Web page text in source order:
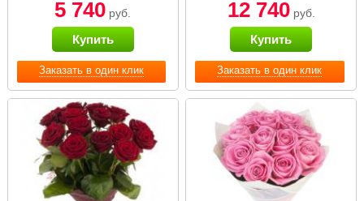
Заказать в один клик
пожеланиями»
5 740 руб.
Купить
Заказать в один клик
12 740руб.
Купить